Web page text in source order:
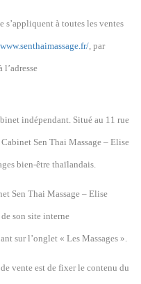
s’appliquent à toutes les ventes
, par
l’adresse
indépendant. Situé au 11 rue
Sen Thai Massage – Elise
bien-être thaïlandais.
Sen Thai Massage – Elise
son site interne
sur l’onglet « Les Massages ».
vente est de fixer le contenu du